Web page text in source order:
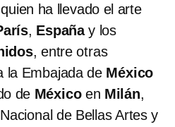
ha llevado el arte
, Españay los
, entre otras
la Embajada de México
de Méxicoen Milán,
de Bellas Artes y